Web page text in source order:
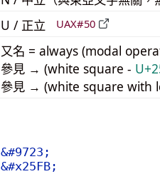
U / 正立 UAX#50
又名 = always (modal
參見 → (white square -
參見 → (white square with
&#9723;
&#x25FB;